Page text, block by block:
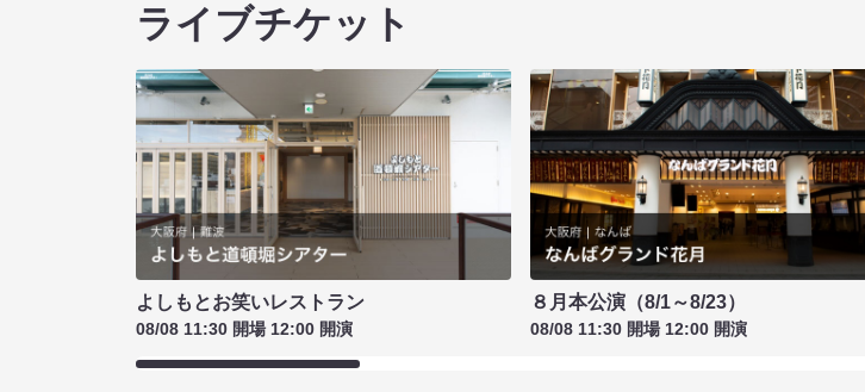
ライブチケット
よしもとお笑いレストラン
08/08 11:30 開場 12:00 開演
８月本公演（8/1～8/23）
08/08 11:30 開場 12:00 開演